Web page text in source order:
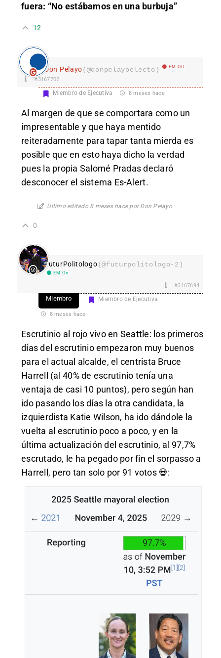
fuera: “No estábamos en una burbuja”
12
Don Pelayo(@donpelayoelecto) EM Off
#3167702
Miembro de Ejecutiva 8 meses hace
Al margen de que se comportara como un
impresentable y que haya mentido
reiteradamente para tapar tanta mierda es
posible que en esto haya dicho la verdad
pues la propia Salomé Pradas declaró
desconocer el sistema Es-Alert.
Último editado 8 meses hace por Don Pelayo
0
FuturPolitologo(@futurpolitologo-2)
EM On
#3167694
Miembro Miembro de Ejecutiva
8 meses hace
Escrutinio al rojo vivo en Seattle: los primeros
días del escrutinio empezaron muy buenos
para el actual alcalde, el centrista Bruce
Harrell (al 40% de escrutinio tenía una
ventaja de casi 10 puntos), pero según han
ido pasando los días la otra candidata, la
izquierdista Katie Wilson, ha ido dándole la
vuelta al escrutinio poco a poco, y en la
última actualización del escrutinio, al 97,7%
escrutado, le ha pegado por fin el sorpasso a
Harrell, pero tan solo por 91 votos 💀: